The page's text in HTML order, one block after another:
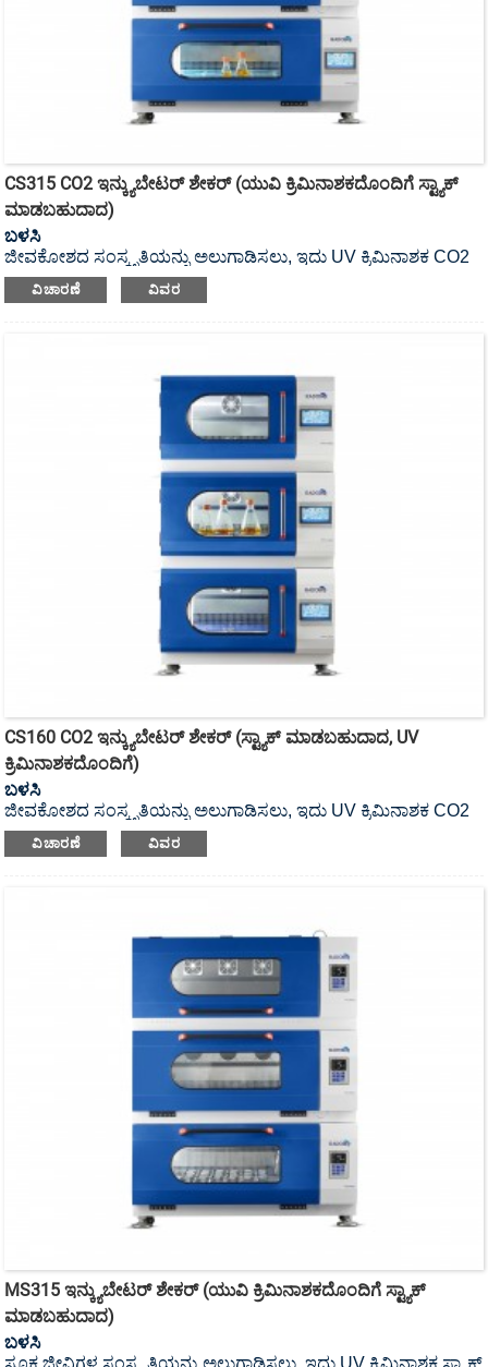
CS315 CO2 ಇನ್ಕ್ಯುಬೇಟರ್ ಶೇಕರ್ (ಯುವಿ ಕ್ರಿಮಿನಾಶಕದೊಂದಿಗೆ ಸ್ಟ್ಯಾಕ್
ಮಾಡಬಹುದಾದ)
ಬಳಸಿ
ಜೀವಕೋಶದ ಸಂಸ್ಕೃತಿಯನ್ನು ಅಲುಗಾಡಿಸಲು, ಇದು UV ಕ್ರಿಮಿನಾಶಕ CO2
ಇನ್ಕ್ಯುಬೇಟರ್ ಶೇಕರ್ ಆಗಿದೆ.
ವಿಚಾರಣೆ ವಿವರ
CS160 CO2 ಇನ್ಕ್ಯುಬೇಟರ್ ಶೇಕರ್ (ಸ್ಟ್ಯಾಕ್ ಮಾಡಬಹುದಾದ, UV
ಕ್ರಿಮಿನಾಶಕದೊಂದಿಗೆ)
ಬಳಸಿ
ಜೀವಕೋಶದ ಸಂಸ್ಕೃತಿಯನ್ನು ಅಲುಗಾಡಿಸಲು, ಇದು UV ಕ್ರಿಮಿನಾಶಕ CO2
ಇನ್ಕ್ಯುಬೇಟರ್ ಶೇಕರ್ ಆಗಿದೆ.
ವಿಚಾರಣೆ ವಿವರ
MS315 ಇನ್ಕ್ಯುಬೇಟರ್ ಶೇಕರ್ (ಯುವಿ ಕ್ರಿಮಿನಾಶಕದೊಂದಿಗೆ ಸ್ಟ್ಯಾಕ್
ಮಾಡಬಹುದಾದ)
ಬಳಸಿ
ಸೂಕ್ಷ್ಮಜೀವಿಗಳ ಸಂಸ್ಕೃತಿಯನ್ನು ಅಲುಗಾಡಿಸಲು, ಇದು UV ಕ್ರಿಮಿನಾಶಕ ಸ್ಟ್ಯಾಕ್